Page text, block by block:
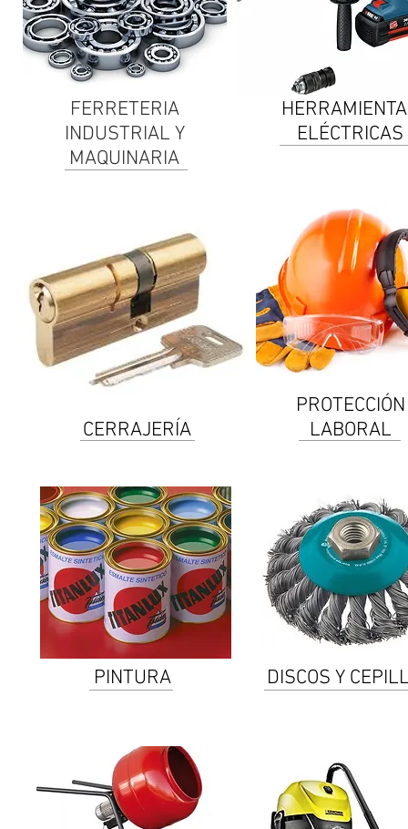
FERRETERIA
INDUSTRIAL Y
MAQUINARIA
ELÉCTRICAS
CERRAJERÍA
PROTECCIÓN
LABORAL
PINTURA DISCOS Y